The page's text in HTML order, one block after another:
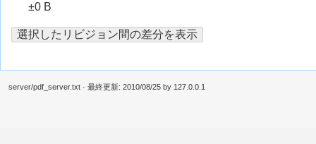
±0 B
選択したリビジョン間の差分を表示
server/pdf_server.txt · 最終更新: 2010/08/25 by 127.0.0.1